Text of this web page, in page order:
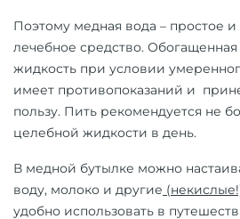
Поэтому медная вода – простое
лечебное средство.
жидкость при условии
имеет противопоказаний и
пользу. Пить рекомендуется не
целебной жидкости в день.
В медной бутылке можно
воду, молоко и другие
удобно использовать в